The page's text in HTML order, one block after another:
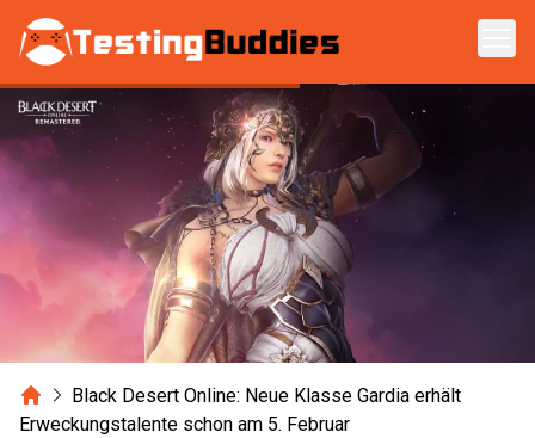
Zum Hauptinhalt springen
HomeBlack Desert Online: Neue Klasse Gardia erhält
Erweckungstalente schon am 5. Februar